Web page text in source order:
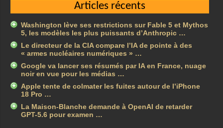
Articles récents
Washington lève ses restrictions sur Fable 5 et Mythos
5, les modèles les plus puissants d’Anthropic …
Le directeur de la CIA compare l’IA de pointe à des
« armes nucléaires numériques » …
Google va lancer ses résumés par IA en France, nuage
noir en vue pour les médias …
Apple tente de colmater les fuites autour de l’iPhone
18 Pro …
La Maison-Blanche demande à OpenAI de retarder
GPT-5.6 pour examen …